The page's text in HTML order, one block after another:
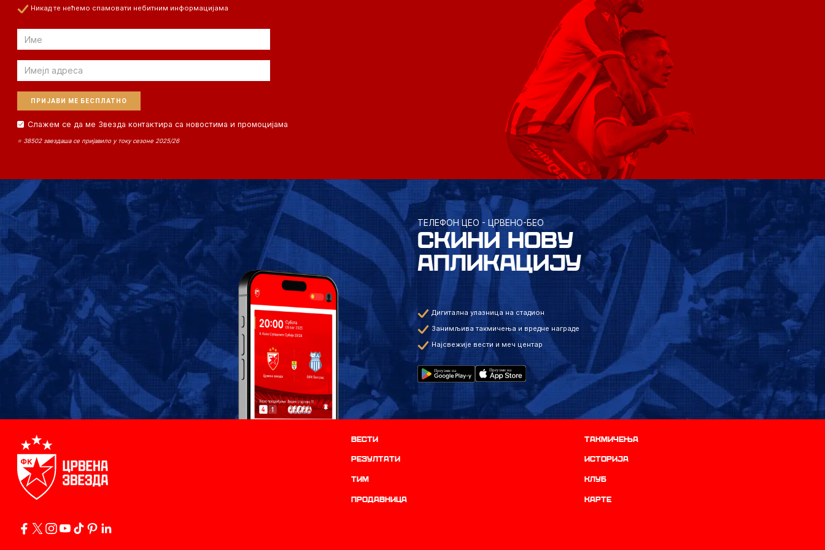
Никад те нећемо спамовати небитним информацијама
Email
Email
Слажем се да ме Звезда контактира са новостима и промоцијама
⭐ 38502 звездаша се пријавило у току сезоне 2025/26
ТЕЛЕФОН ЦЕО - ЦРВЕНО-БЕО
СКИНИ НОВУ
АПЛИКАЦИЈУ
Дигитална улазница на стадион
Занимљива такмичења и вредне награде
Најсвежије вести и меч центар
Вести Такмичења
резултати историја
ТИМ Клуб
продавница Карте